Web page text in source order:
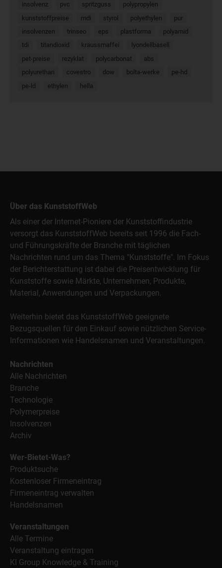
insolvenz pvc spritzguss
polypropylen
kunststoffpreise
mdi styrol polyethylen
pur
insolvenzen
trinseo eps plastforma
polyamid
tdi
titandioxid kraussmaffei
lyondellbasell
pet-preise
rezyklat polycarbonat
abs
polyurethan
covestro dow bolta-werke
pe-hd
pe-ld
ethylen hella
Über das KunststoffWeb
Als einer der Internet-Pioniere der Kunststoffindustrie
versorgt das KunststoffWeb bereits seit 1996 die Fach-
und Führungskräfte der Branche mit täglichen
Nachrichten rund um das Thema "Kunststoffe". Im Fokus
der Berichterstattung ist dabei die Preisentwicklung für
Kunststoffe sowie Märkte, Unternehmen, Produkte,
Material, Anwendungen und Verpackungen.
Weiterhin bietet das KunststoffWeb geeignete
Bezugsquellen für den Einkauf sowie nützlichen Service-
Informationen wie Handelsnamen und Veranstaltungen.
Nachrichten
Alle Nachrichten
Branche
Technologie
Polymerpreise
Insolvenzen
Archiv
Wer-Bietet-Was?
Produktsuche
Kostenloser Firmeneintrag
Firmeneintrag verwalten
Handelsnamen
Veranstaltungen
Alle Termine
Veranstaltung eintragen
KI Group Knowledge & Training